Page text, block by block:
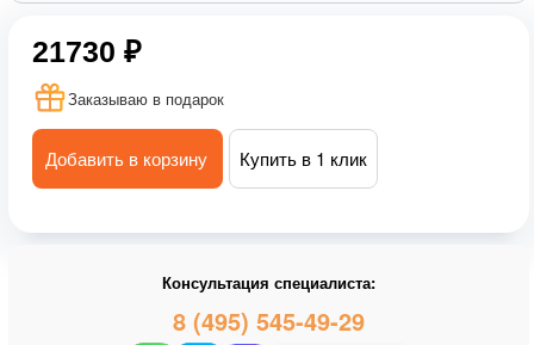
21730 ₽
Заказываю в подарок
Добавить в корзину Купить в 1 клик
Консультация специалиста:
8 (495) 545-49-29